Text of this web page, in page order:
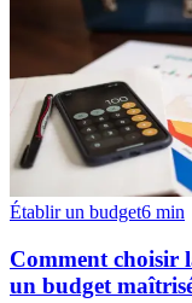
Établir un budget6 min
Comment choisir
un budget